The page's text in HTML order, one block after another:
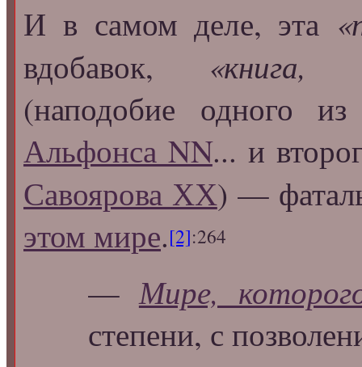
И в самом деле, эта
вдобавок, «книга,
(наподобие одного
Альфонса NN... и
Савоярова ХХ) —
этом мире.[2]:264
—Мире,
степени, с